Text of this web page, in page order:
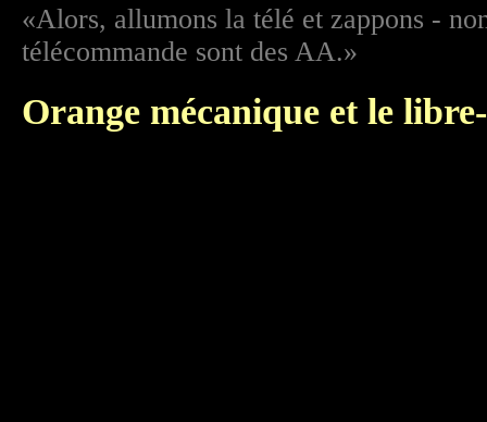
«Alors, allumons la télé et zappons -
télécommande sont des AA.»
Orange mécanique et le